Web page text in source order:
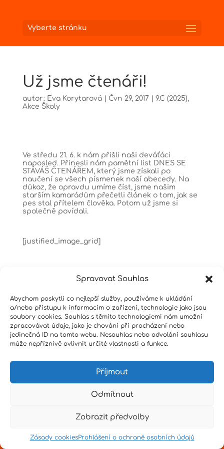
Spravovat Souhlas
Abychom poskytli co nejlepší služby, používáme k ukládání
a/nebo přístupu k informacím o zařízení, technologie jako jsou
soubory cookies. Souhlas s těmito technologiemi nám umožní
zpracovávat údaje, jako je chování při procházení nebo
jedinečná ID na tomto webu. Nesouhlas nebo odvolání souhlasu
může nepříznivě ovlivnit určité vlastnosti a funkce.
Příjmout
Odmítnout
Zobrazit předvolby
Zásady cookiesProhlášení o ochraně osobních údajů
Vyberte stránku
Už jsme čtenáři!
autor: Eva Korytarová| Čvn 29, 2017 9.C (2025),
Akce Školy
Ve středu 21. 6. k nám přišli naši deváťáci
naposled. Přinesli nám pamětní list DNES SE
STÁVÁŠ ČTENÁŘEM, který jsme získali po
naučení se všech písmenek naší abecedy. Na
důkaz, že opravdu umíme číst, jsme našim
starším kamarádům přečetli článek o tom, jak se
pes stal přítelem člověka. Potom už jsme si
společně povídali.
[justified_image_grid]
Design bySenpai|Hvězdné psaní|Pro učitele